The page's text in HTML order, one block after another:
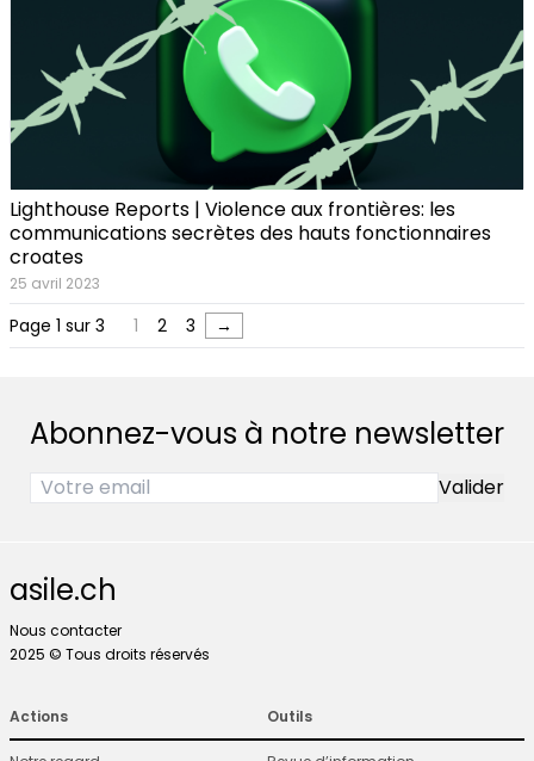
Lighthouse Reports | Violence aux frontières: les
communications secrètes des hauts fonctionnaires
croates
25 avril 2023
Page 1 sur 3 1 2 3 →
Abonnez-vous à notre newsletter
asile.ch
Nous contacter
2025 © Tous droits réservés
Actions Outils